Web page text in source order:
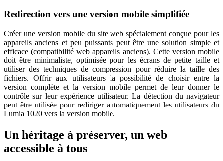
Redirection vers une version mobile simplifiée
Créer une version mobile du site web spécialement conçue pour les
appareils anciens et peu puissants peut être une solution simple et
efficace (compatibilité web appareils anciens). Cette version mobile
doit être minimaliste, optimisée pour les écrans de petite taille et
utiliser des techniques de compression pour réduire la taille des
fichiers. Offrir aux utilisateurs la possibilité de choisir entre la
version complète et la version mobile permet de leur donner le
contrôle sur leur expérience utilisateur. La détection du navigateur
peut être utilisée pour rediriger automatiquement les utilisateurs du
Lumia 1020 vers la version mobile.
Un héritage à préserver, un web
accessible à tous